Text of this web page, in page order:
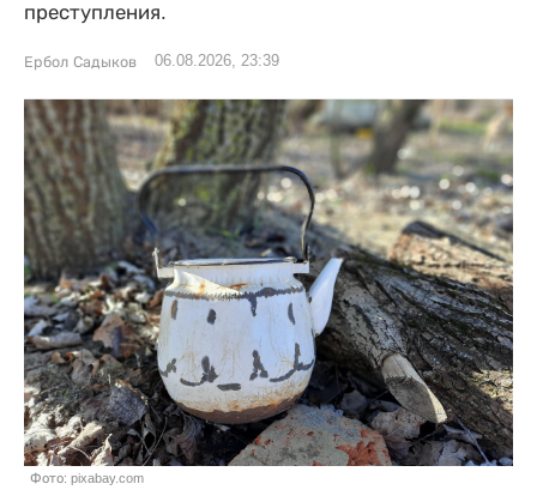
преступления.
Ербол Садыков 06.08.2026, 23:39
Фото: pixabay.com